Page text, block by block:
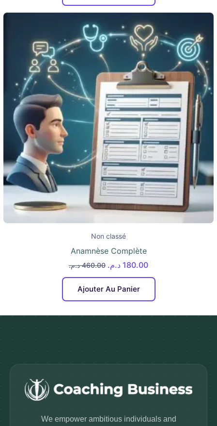
Non classé
Anamnèse Complète
460.00 د.م. 180.00 د.م.
Ajouter Au Panier
We empower ambitious individuals and